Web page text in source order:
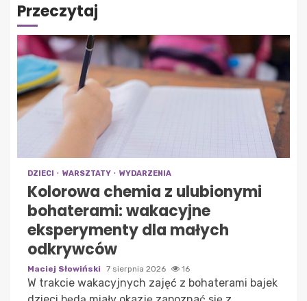
Przeczytaj
DZIECI WARSZTATY WYDARZENIA
Kolorowa chemia z ulubionymi
bohaterami: wakacyjne
eksperymenty dla małych
odkrywców
Maciej Słowiński 7 sierpnia 2026 16
W trakcie wakacyjnych zajęć z bohaterami bajek